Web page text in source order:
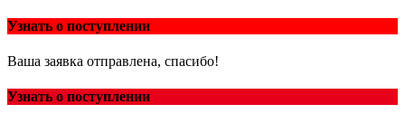
Узнать о поступлении
Ваша заявка отправлена, спасибо!
Узнать о поступлении